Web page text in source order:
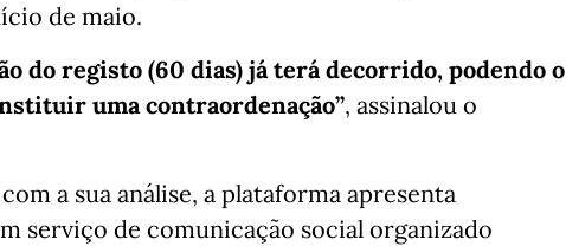
de maio.
do registo (60 dias) já terá decorrido, podendo o
uma contraordenação”, assinalou o
a sua análise, a plataforma apresenta
serviço de comunicação social organizado